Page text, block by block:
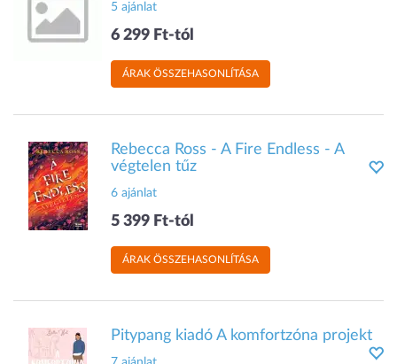
5 ajánlat
6 299 Ft-tól
ÁRAK ÖSSZEHASONLÍTÁSA
Rebecca Ross - A Fire Endless - A
végtelen tűz
6 ajánlat
5 399 Ft-tól
ÁRAK ÖSSZEHASONLÍTÁSA
Pitypang kiadó A komfortzóna projekt